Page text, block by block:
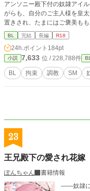
アンソニー殿下付の奴隷アイ
がらも、自分のご主人様を皇
置きされ、たまにはご褒美も
躍します！ 基本のカップリ
の描写が多め。アンソニー×ア
モブ×アイルは鬼畜度高め。ほとんどずっとエ
試験を勝ち抜いたアンソニー
ッチな公務をこなしていかな
チで恥ずかしい公務をきちんと勤めあげら
でください。また、これがエ
と、許されないことが理解で
BL 完結 長編 R18
24h.ポイント 184pt
小説 7,633 位 / 228,788件 BL
BL 拘束 調教 SM
23
王兄殿下の愛され花嫁
ぽんちゃん
書籍情報
――奴隷に